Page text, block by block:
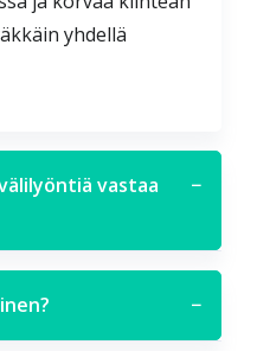
yhdellä
vastaa
−
−